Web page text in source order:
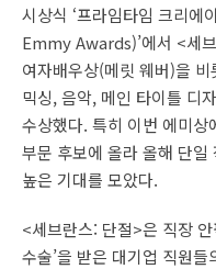
시상식 ‘프라임타임 크리
Emmy Awards)’에서 <세
여자배우상(메릿 웨버)을
믹싱, 음악, 메인 타이틀 디
수상했다. 특히 이번 에미
부문 후보에 올라 올해 단일
높은 기대를 모았다.
<세브란스: 단절>은 직장
수술’을 받은 대기업 직원